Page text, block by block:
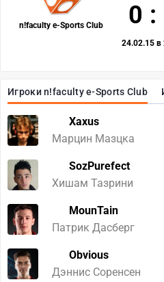
Игроки n!faculty e-Sports Club
Xaxus
Марцин Мазцка
SozPurefect
Хишам Тазрини
MounTain
Патрик Дасберг
Obvious
Дэннис Соренсен
n!faculty e-Sports Club 0 :
24.02.15 в